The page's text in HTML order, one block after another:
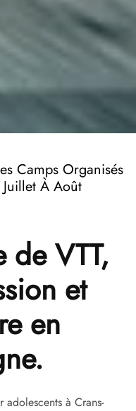
Camps Organisés
À Août
de VTT,
et
en
à Crans-